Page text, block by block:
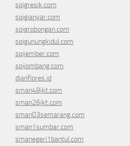
spigresik.com
spigianyar.com
spigrobongan.com
spigunungkidul.com
spijember.com
spijombang.com
dianflores.id
sman48jkt.com
sman26jkt.com
sman03semarang.com
sman1sumbar.com
smanegeri1bantul.com